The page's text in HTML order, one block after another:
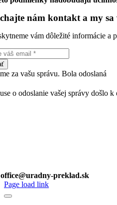
nám kontakt a my sa
vám dôležité informácie a
za vašu správu. Bola odoslaná
o odoslanie vašej správy došlo k
office@uradny-preklad.sk
Page load link